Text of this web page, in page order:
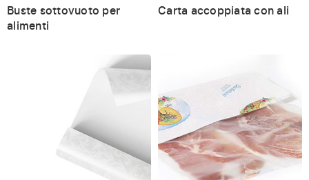
Buste sottovuoto per
alimenti
Carta accoppiata con ali